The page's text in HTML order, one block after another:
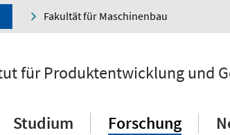
Fakultät für Maschinenbau
für Produktentwicklung und
Studium Forschung